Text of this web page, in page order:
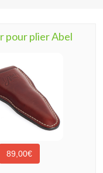
pour plier Abel
89,00€